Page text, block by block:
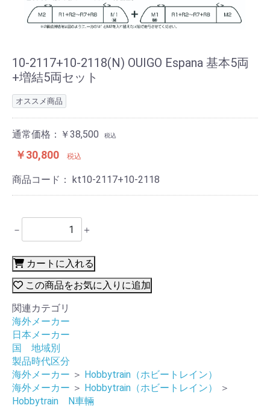
10-2117+10-2118(N) OUIGO Espana 基本5両
+増結5両セット
オススメ商品
通常価格：￥38,500 税込
￥30,800 税込
商品コード： kt10-2117+10-2118
－ ＋
カートに入れる
この商品をお気に入りに追加
関連カテゴリ
海外メーカー
日本メーカー
国 地域別
製品時代区分
海外メーカー ＞ Hobbytrain（ホビートレイン）
海外メーカー ＞ Hobbytrain（ホビートレイン）
＞
Hobbytrain N車輛